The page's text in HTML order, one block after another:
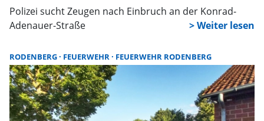
Polizei sucht Zeugen nach Einbruch an der Konrad-
Adenauer-Straße
RODENBERG FEUERWEHR FEUERWEHR RODENBERG